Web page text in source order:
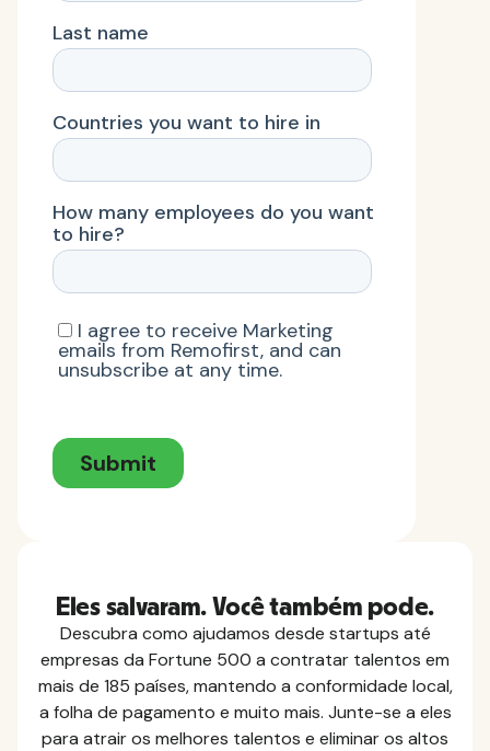
Eles salvaram. Você também pode.
Descubra como ajudamos desde startups até
empresas da Fortune 500 a contratar talentos em
mais de 185 países, mantendo a conformidade local,
a folha de pagamento e muito mais. Junte-se a eles
para atrair os melhores talentos e eliminar os altos